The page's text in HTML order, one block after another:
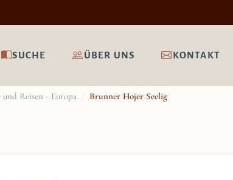
SUCHE ÜBER UNS KONTAKT
und Reisen - Europa / Brunner Hojer Seelig